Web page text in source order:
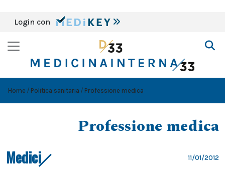
Login con
Home Politica sanitaria Professione medica
Professione medica
Medici 11/01/2012